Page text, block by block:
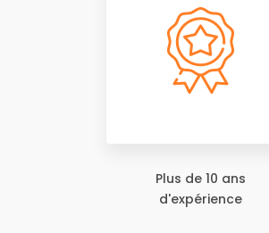
Plus de 10 ans
d'expérience